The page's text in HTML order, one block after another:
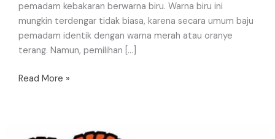
pemadam kebakaran berwarna biru. Warna biru ini
mungkin terdengar tidak biasa, karena secara umum baju
pemadam identik dengan warna merah atau oranye
terang. Namun, pemilihan […]
Read More »